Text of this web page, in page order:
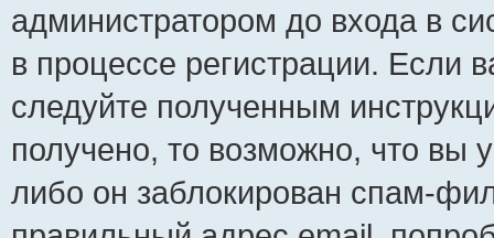
администратором до входа в
в процессе регистрации.
следуйте полученным
получено, то возможно, что вы
либо он заблокирован спам-